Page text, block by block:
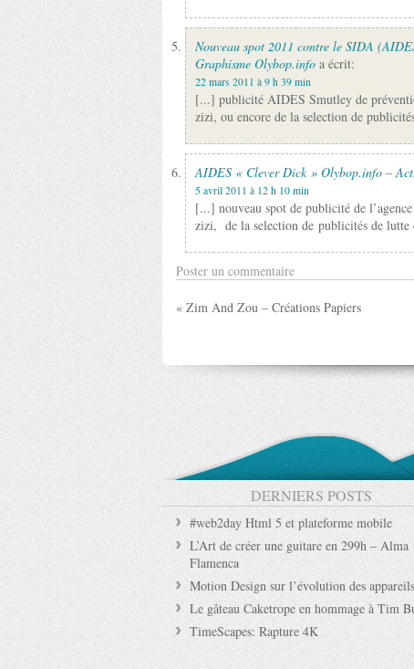
Nouveau spot 2011 contre le SIDA
Graphisme Olybop.info a écrit:
22 mars 2011 à 9 h 39 min
[...] publicité AIDES Smutley de
zizi, ou encore de la selection de
AIDES « Clever Dick » Olybop.info –
5 avril 2011 à 12 h 10 min
[...] nouveau spot de publicité de
zizi, de la selection de publicités de
Poster un commentaire
« Zim And Zou – Créations Papiers
DERNIERS POSTS
#web2day Html 5 et plateforme mobile
L’Art de créer une guitare en 299h – Alma
Flamenca
Motion Design sur l’évolution des
Le gâteau Caketrope en hommage à Tim
TimeScapes: Rapture 4K